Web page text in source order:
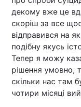
декому вже це
скоріш за все
відправився на
подібну якусь
Тепер я можу
рішення умовно,
скільки нас там
чотири місяці